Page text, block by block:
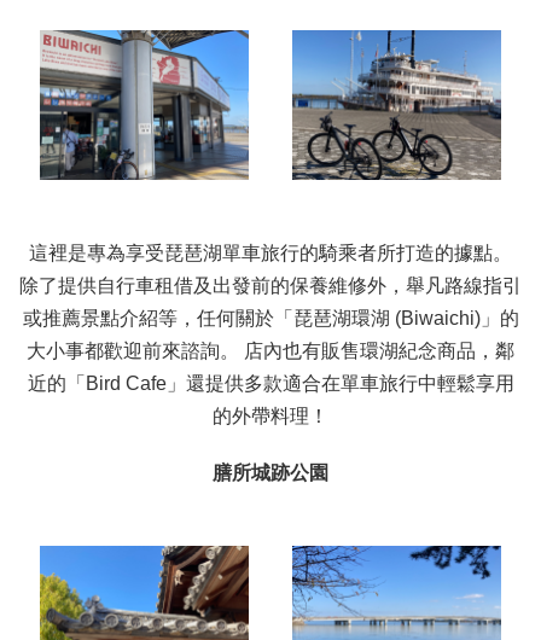
這裡是專為享受琵琶湖單車旅行的騎乘者所打造的據點。
除了提供自行車租借及出發前的保養維修外，舉凡路線指引
或推薦景點介紹等，任何關於「琵琶湖環湖 (Biwaichi)」的
大小事都歡迎前來諮詢。 店內也有販售環湖紀念商品，鄰
近的「Bird Cafe」還提供多款適合在單車旅行中輕鬆享用
的外帶料理！
膳所城跡公園